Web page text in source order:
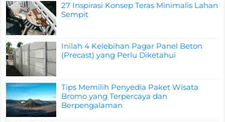
27 Inspirasi Konsep Teras Minimalis Lahan
Sempit
Inilah 4 Kelebihan Pagar Panel Beton
(Precast) yang Perlu Diketahui
Tips Memilih Penyedia Paket Wisata
Bromo yang Terpercaya dan
Berpengalaman